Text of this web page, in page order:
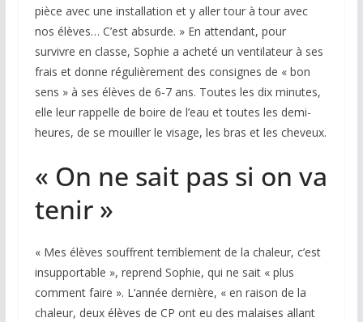
pièce avec une installation et y aller tour à tour avec
nos élèves… C’est absurde. » En attendant, pour
survivre en classe, Sophie a acheté un ventilateur à ses
frais et donne régulièrement des consignes de « bon
sens » à ses élèves de 6-7 ans. Toutes les dix minutes,
elle leur rappelle de boire de l’eau et toutes les demi-
heures, de se mouiller le visage, les bras et les cheveux.
« On ne sait pas si on va
tenir »
« Mes élèves souffrent terriblement de la chaleur, c’est
insupportable », reprend Sophie, qui ne sait « plus
comment faire ». L’année dernière, « en raison de la
chaleur, deux élèves de CP ont eu des malaises allant